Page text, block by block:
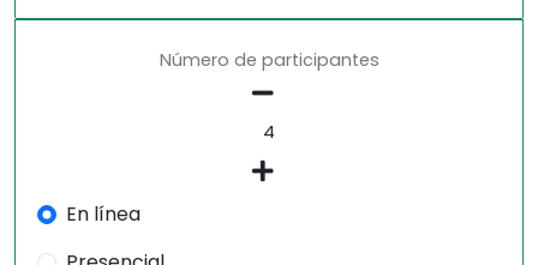
Número de participantes
En línea